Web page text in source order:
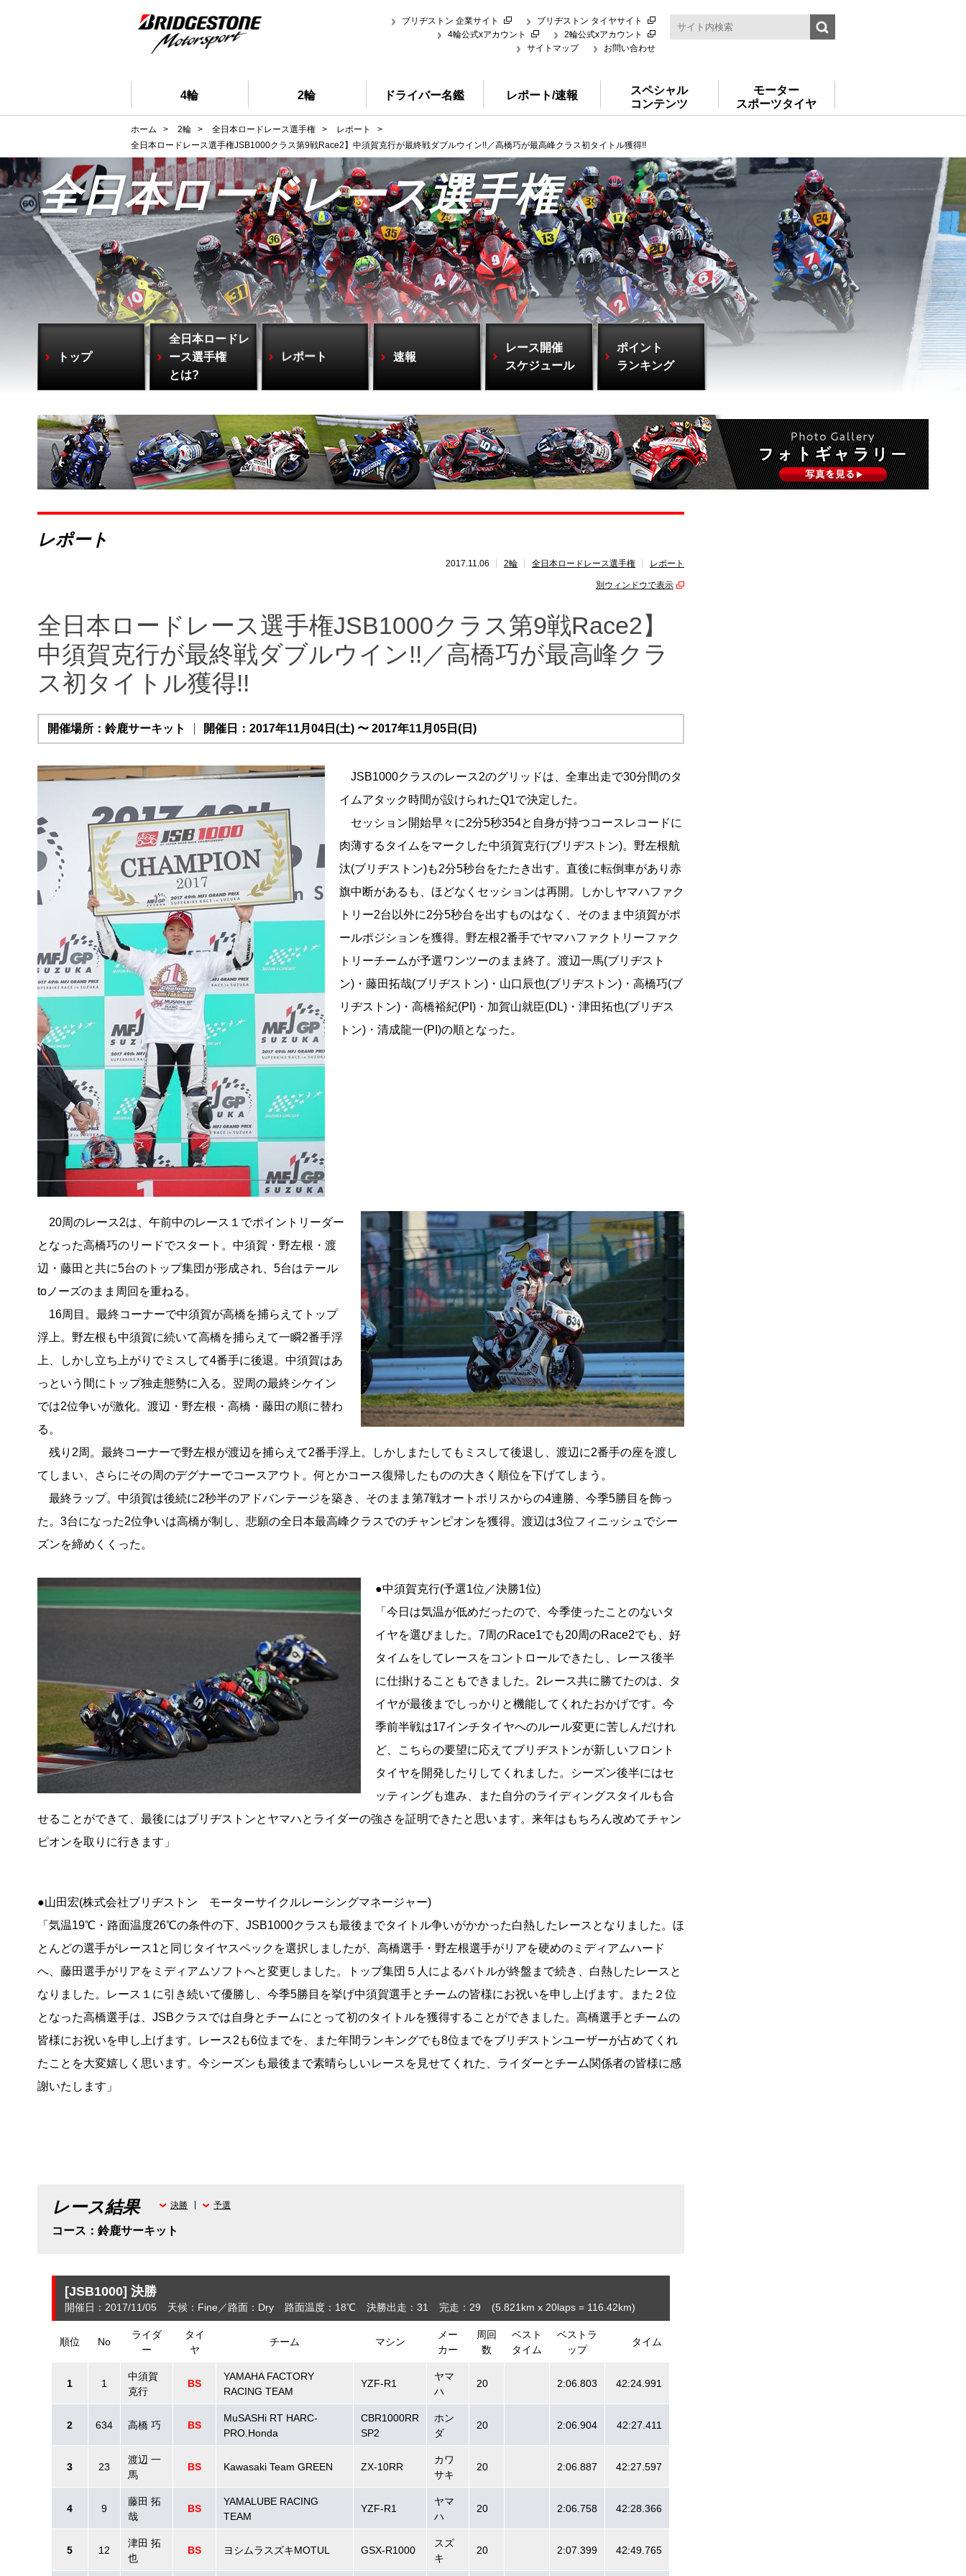
ブリヂストン 企業サイト
ブリヂストン タイヤサイト
4輪公式xアカウント
2輪公式xアカウント
サイトマップ
お問い合わせ
4輪 2輪 ドライバー名鑑 レポート/速報
スペシャル
コンテンツ
モーター
スポーツタイヤ
ホーム > 2輪 > 全日本ロードレース選手権 > レポート
>
全日本ロードレース選手権JSB1000クラス第9戦Race2】中須賀克行が最終戦ダブルウイン!!／高橋巧が最高峰クラス初タイトル獲得!!
全日本ロードレース選手権
トップ
全日本ロードレ
ース選手権
とは?
レポート 速報
レース開催
スケジュール
ポイント
ランキング
レポート
2017.11.06 2輪 全日本ロードレース選手権 レポート
別ウィンドウで表示
全日本ロードレース選手権JSB1000クラス第9戦Race2】
中須賀克行が最終戦ダブルウイン!!／高橋巧が最高峰クラ
ス初タイトル獲得!!
開催場所：鈴鹿サーキット 開催日：2017年11月04日(土) 〜 2017年11月05日(日)
JSB1000クラスのレース2のグリッドは、全車出走で30分間のタ
イムアタック時間が設けられたQ1で決定した。
セッション開始早々に2分5秒354と自身が持つコースレコードに
肉薄するタイムをマークした中須賀克行(ブリヂストン)。野左根航
汰(ブリヂストン)も2分5秒台をたたき出す。直後に転倒車があり赤
旗中断があるも、ほどなくセッションは再開。しかしヤマハファク
トリー2台以外に2分5秒台を出すものはなく、そのまま中須賀がポ
ールポジションを獲得。野左根2番手でヤマハファクトリーファク
トリーチームが予選ワンツーのまま終了。渡辺一馬(ブリヂスト
ン)・藤田拓哉(ブリヂストン)・山口辰也(ブリヂストン)・高橋巧(ブ
リヂストン)・高橋裕紀(PI)・加賀山就臣(DL)・津田拓也(ブリヂス
トン)・清成龍一(PI)の順となった。
20周のレース2は、午前中のレース１でポイントリーダー
となった高橋巧のリードでスタート。中須賀・野左根・渡
辺・藤田と共に5台のトップ集団が形成され、5台はテール
toノーズのまま周回を重ねる。
16周目。最終コーナーで中須賀が高橋を捕らえてトップ
浮上。野左根も中須賀に続いて高橋を捕らえて一瞬2番手浮
上、しかし立ち上がりでミスして4番手に後退。中須賀はあ
っという間にトップ独走態勢に入る。翌周の最終シケイン
では2位争いが激化。渡辺・野左根・高橋・藤田の順に替わ
る。
残り2周。最終コーナーで野左根が渡辺を捕らえて2番手浮上。しかしまたしてもミスして後退し、渡辺に2番手の座を渡し
てしまい、さらにその周のデグナーでコースアウト。何とかコース復帰したものの大きく順位を下げてしまう。
最終ラップ。中須賀は後続に2秒半のアドバンテージを築き、そのまま第7戦オートポリスからの4連勝、今季5勝目を飾っ
た。3台になった2位争いは高橋が制し、悲願の全日本最高峰クラスでのチャンピオンを獲得。渡辺は3位フィニッシュでシー
ズンを締めくくった。
●中須賀克行(予選1位／決勝1位)
「今日は気温が低めだったので、今季使ったことのないタ
イヤを選びました。7周のRace1でも20周のRace2でも、好
タイムをしてレースをコントロールできたし、レース後半
に仕掛けることもできました。2レース共に勝てたのは、タ
イヤが最後までしっかりと機能してくれたおかげです。今
季前半戦は17インチタイヤへのルール変更に苦しんだけれ
ど、こちらの要望に応えてブリヂストンが新しいフロント
タイヤを開発したりしてくれました。シーズン後半にはセ
ッティングも進み、また自分のライディングスタイルも合
せることができて、最後にはブリヂストンとヤマハとライダーの強さを証明できたと思います。来年はもちろん改めてチャン
ピオンを取りに行きます」
●山田宏(株式会社ブリヂストン モーターサイクルレーシングマネージャー)
「気温19℃・路面温度26℃の条件の下、JSB1000クラスも最後までタイトル争いがかかった白熱したレースとなりました。ほ
とんどの選手がレース1と同じタイヤスペックを選択しましたが、高橋選手・野左根選手がリアを硬めのミディアムハード
へ、藤田選手がリアをミディアムソフトへと変更しました。トップ集団５人によるバトルが終盤まで続き、白熱したレースと
なりました。レース１に引き続いて優勝し、今季5勝目を挙げ中須賀選手とチームの皆様にお祝いを申し上げます。また２位
となった高橋選手は、JSBクラスでは自身とチームにとって初のタイトルを獲得することができました。高橋選手とチームの
皆様にお祝いを申し上げます。レース2も6位までを、また年間ランキングでも8位までをブリヂストンユーザーが占めてくれ
たことを大変嬉しく思います。今シーズンも最後まで素晴らしいレースを見せてくれた、ライダーとチーム関係者の皆様に感
謝いたします」
レース結果
コース：鈴鹿サーキット
決勝 予選
[JSB1000] 決勝
開催日：2017/11/05 天候：Fine 路面：Dry 路面温度：18℃ 決勝出走：31 完走：29 (5.821 km x 20laps = 116.42km)
順位 No
ライダ
ー
タイ
ヤ
チーム マシン
メー
カー
周回
数
ベスト
タイム
ベストラ
ップ
タイム
1 1
中須賀
克行
BS
YAMAHA FACTORY
RACING TEAM
YZF-R1
ヤマ
ハ
20 2:06.803 42:24.991
2 634 高橋 巧 BS
MuSASHi RT HARC-
PRO.Honda
CBR1000RR
SP2
ホン
ダ
20 2:06.904 42:27.411
3 23
渡辺 一
馬
BS Kawasaki Team GREEN ZX-10RR
カワ
サキ
20 2:06.887 42:27.597
4 9
藤田 拓
哉
BS
YAMALUBE RACING
TEAM
YZF-R1
ヤマ
ハ
20 2:06.758 42:28.366
5 12
津田 拓
也
BS ヨシムラスズキMOTUL GSX-R1000
スズ
キ
20 2:07.399 42:49.765